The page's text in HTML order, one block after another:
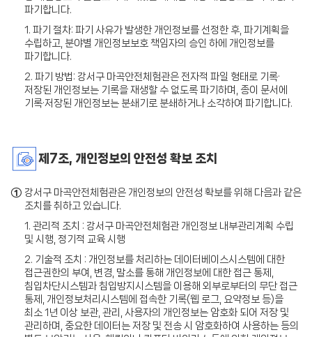
파기합니다.
1. 파기 절차: 파기 사유가 발생한 개인정보를 선정한 후, 파기계획을
수립하고, 분야별 개인정보보호 책임자의 승인 하에 개인정보를
파기합니다.
2. 파기 방법: 강서구 마곡안전체험관은 전자적 파일 형태로 기록·
저장된 개인정보는 기록을 재생할 수 없도록 파기하며, 종이 문서에
기록·저장된 개인정보는 분쇄기로 분쇄하거나 소각하여 파기합니다.
제7조, 개인정보의 안전성 확보 조치
① 강서구 마곡안전체험관은 개인정보의 안전성 확보를 위해 다음과 같은
조치를 취하고 있습니다.
1. 관리적 조치 : 강서구 마곡안전체험관 개인정보 내부관리계획 수립
및 시행, 정기적 교육 시행
2. 기술적 조치 : 개인정보를 처리하는 데이터베이스시스템에 대한
접근권한의 부여, 변경, 말소를 통해 개인정보에 대한 접근 통제,
침입차단시스템과 침입방지시스템을 이용해 외부로부터의 무단 접근
통제, 개인정보처리시스템에 접속한 기록(웹 로그, 요약정보 등)을
최소 1년 이상 보관, 관리, 사용자의 개인정보는 암호화 되어 저장 및
관리하며, 중요한 데이터는 저장 및 전송 시 암호화하여 사용하는 등의